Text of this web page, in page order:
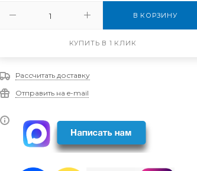
В КОРЗИНУ
КУПИТЬ В 1 КЛИК
Рассчитать доставку
Отправить на e-mail